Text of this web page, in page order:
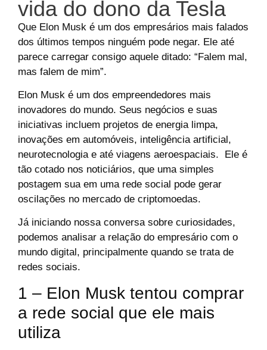
vida do dono da Tesla
Que Elon Musk é um dos empresários mais falados
dos últimos tempos ninguém pode negar. Ele até
parece carregar consigo aquele ditado: “Falem mal,
mas falem de mim”.
Elon Musk é um dos empreendedores mais
inovadores do mundo. Seus negócios e suas
iniciativas incluem projetos de energia limpa,
inovações em automóveis, inteligência artificial,
neurotecnologia e até viagens aeroespaciais. Ele é
tão cotado nos noticiários, que uma simples
postagem sua em uma rede social pode gerar
oscilações no mercado de criptomoedas.
Já iniciando nossa conversa sobre curiosidades,
podemos analisar a relação do empresário com o
mundo digital, principalmente quando se trata de
redes sociais.
1 – Elon Musk tentou comprar
a rede social que ele mais
utiliza